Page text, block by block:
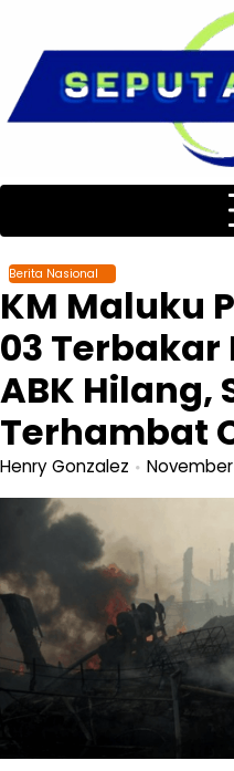
content
Berita Nasional
KM Maluku
03 Terbakar
ABK Hilang,
Terhambat
Henry Gonzalez